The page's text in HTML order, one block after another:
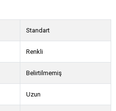
Standart
Renkli
Belirtilmemiş
Uzun